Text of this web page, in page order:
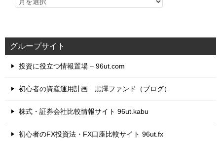
グループサイト
投資に役立つ情報置場 – 96ut.com
初心者の資産運用計画 黒澤ファンド（ブログ）
株式・証券会社比較情報サイト 96ut.kabu
初心者のFX投資法・FX口座比較サイト 96ut.fx